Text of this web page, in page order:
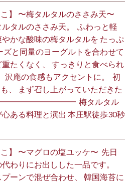
】 〜梅タルタルのささみ天〜
タルのささみ天。 ⁡ ふわっと軽
かな酸味の梅タルタルを たっぷ
ズと同量のヨーグルトを合わせて
たくなく、 すっきりと食べられ
沢庵の食感もアクセントに。 ⁡ 初
、 まず召し上がっていただきた
梅タルタル
ある料理と演出 本庄駅徒歩30秒
】 〜マグロの塩ユッケ〜 ⁡ 先日
わりにお出しした一品です。
ーンで混ぜ合わせ、 韓国海苔に